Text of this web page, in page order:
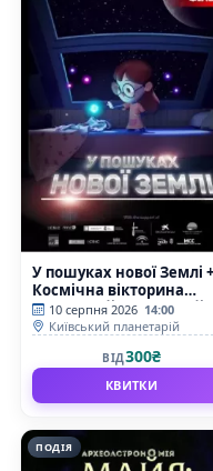
У пошуках нової Землі +
Космічна вікторина
(Київський планетарій)
10 серпня 2026 14:00
Київський планетарій
ВІД300₴
КВИТКИ
ПОДІЯ